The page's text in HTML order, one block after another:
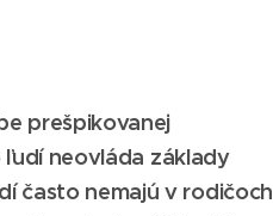
prešpikovanej
neovláda základy
často nemajú v rodičoch